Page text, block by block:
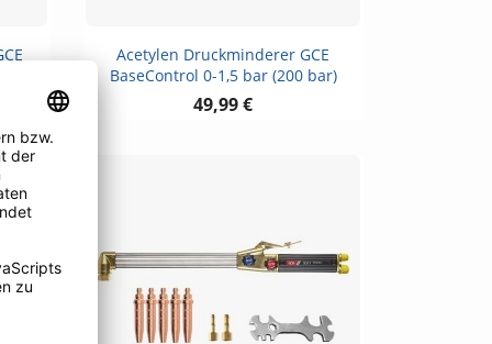
Vorschau
Acetylen Druckminderer GCE
BaseControl 0-1,5 bar (200 bar)
49,99 €